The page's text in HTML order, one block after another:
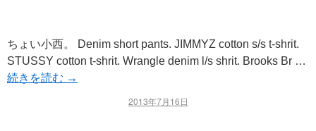
ちょい小西。 Denim short pants. JIMMYZ cotton s/s t-shrit.
STUSSY cotton t-shrit. Wrangle denim l/s shrit. Brooks Br …
続きを読む →
2013年7月16日